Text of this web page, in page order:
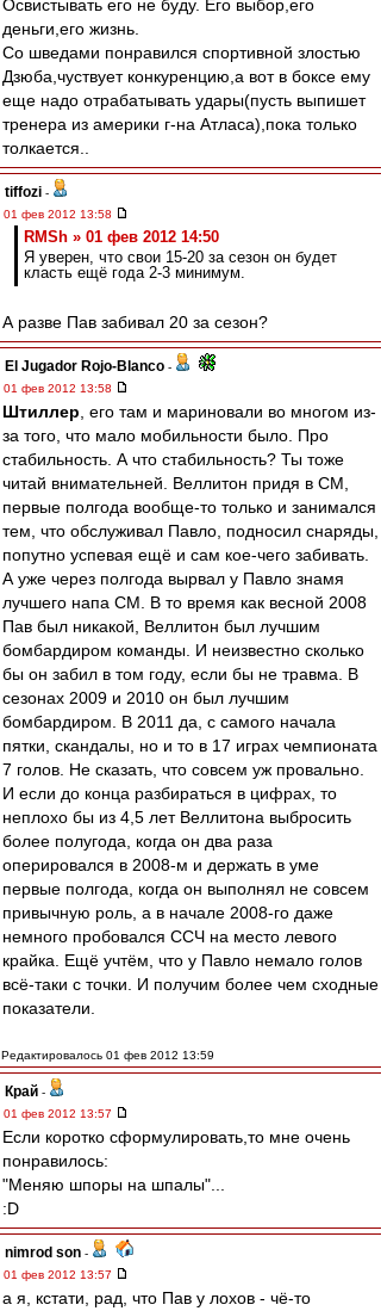
Освистывать его не буду. Его выбор,его
деньги,его жизнь.
Со шведами понравился спортивной злостью
Дзюба,чуствует конкуренцию,а вот в боксе ему
еще надо отрабатывать удары(пусть выпишет
тренера из америки г-на Атласа),пока только
толкается..
tiffozi -
01 фев 2012 13:58
RMSh » 01 фев 2012 14:50
Я уверен, что свои 15-20 за сезон он будет
класть ещё года 2-3 минимум.
А разве Пав забивал 20 за сезон?
El Jugador Rojo-Blanco -
01 фев 2012 13:58
Штиллер , его там и мариновали во многом из-
за того, что мало мобильности было. Про
стабильность. А что стабильность? Ты тоже
читай внимательней. Веллитон придя в СМ,
первые полгода вообще-то только и занимался
тем, что обслуживал Павло, подносил снаряды,
попутно успевая ещё и сам кое-чего забивать.
А уже через полгода вырвал у Павло знамя
лучшего напа СМ. В то время как весной 2008
Пав был никакой, Веллитон был лучшим
бомбардиром команды. И неизвестно сколько
бы он забил в том году, если бы не травма. В
сезонах 2009 и 2010 он был лучшим
бомбардиром. В 2011 да, с самого начала
пятки, скандалы, но и то в 17 играх чемпионата
7 голов. Не сказать, что совсем уж провально.
И если до конца разбираться в цифрах, то
неплохо бы из 4,5 лет Веллитона выбросить
более полугода, когда он два раза
оперировался в 2008-м и держать в уме
первые полгода, когда он выполнял не совсем
привычную роль, а в начале 2008-го даже
немного пробовался ССЧ на место левого
крайка. Ещё учтём, что у Павло немало голов
всё-таки с точки. И получим более чем сходные
показатели.
Редактировалось 01 фев 2012 13:59
Край -
01 фев 2012 13:57
Если коротко сформулировать,то мне очень
понравилось:
"Меняю шпоры на шпалы"...
:D
nimrod son -
01 фев 2012 13:57
а я, кстати, рад, что Пав у лохов - чё-то